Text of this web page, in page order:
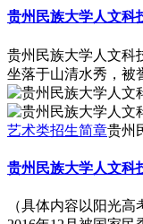
贵州民族大学人文科
贵州民族大学人文科
坐落于山清水秀，被
艺术类招生简章贵州
贵州民族大学人文科
（具体内容以阳光